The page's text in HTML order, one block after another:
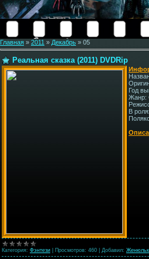
Главная » 2011 » Декабрь » 05
Реальная сказка (2011) DVDRip
Год
Жанр:
В
Категория: Фэнтези Просмотров: 460 Добавил: